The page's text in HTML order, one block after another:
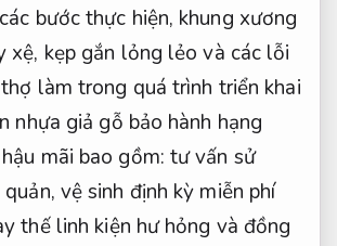
bước thực hiện, khung xương
xệ, kẹp gắn lỏng lẻo và các lỗi
làm trong quá trình triển khai
nhựa giả gỗ bảo hành hạng
mãi bao gồm: tư vấn sử
vệ sinh định kỳ miễn phí
thế linh kiện hư hỏng và đồng